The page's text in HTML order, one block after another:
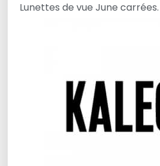
Lunettes de vue June carrées.